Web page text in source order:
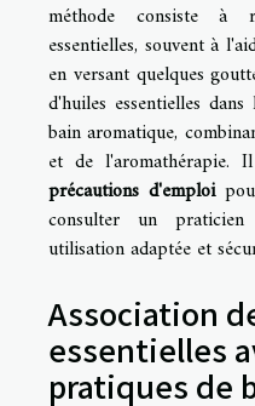
méthode consiste à
essentielles, souvent à
en versant quelques
d'huiles essentielles
bain aromatique,
et de l'aromathérapie.
précautions d'emploi
consulter un
utilisation adaptée et
Association
essentielles
pratiques de